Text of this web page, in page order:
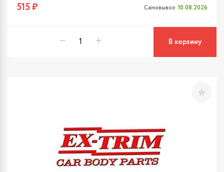
515 ₽ Самовывоз: 10.08.2026
В корзину